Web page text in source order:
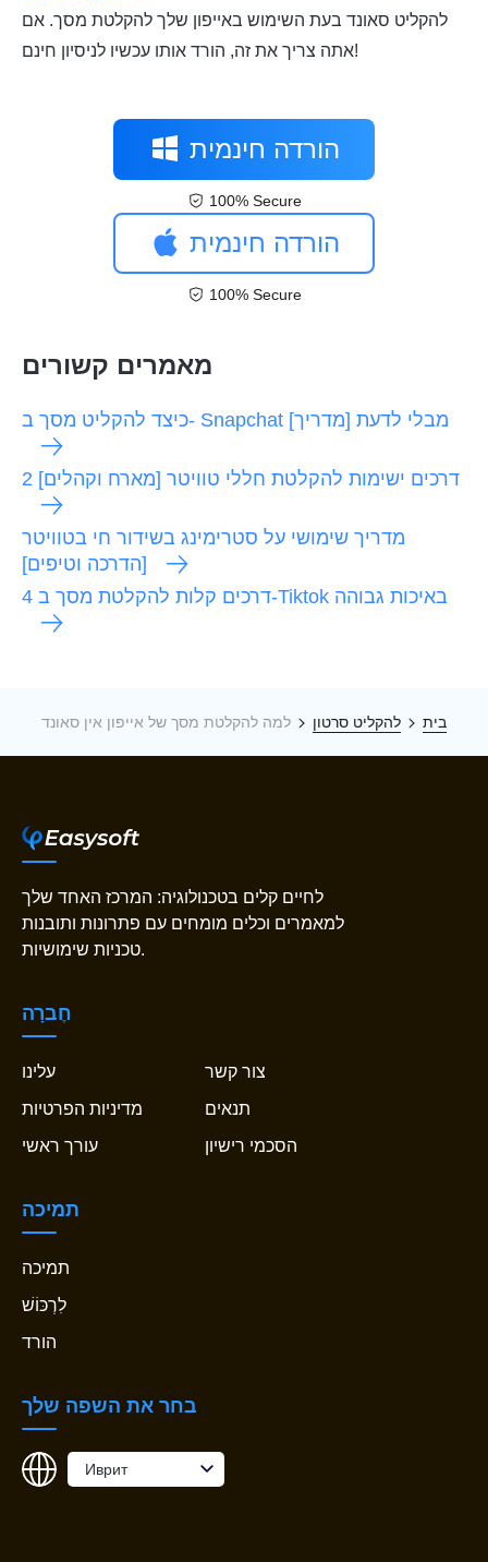
להקליט סאונד בעת השימוש באייפון שלך להקלטת מסך. אם
אתה צריך את זה, הורד אותו עכשיו לניסיון חינם!
הורדה חינמית
100% Secure
הורדה חינמית
100% Secure
מאמרים קשורים
כיצד להקליט מסך ב- Snapchat מבלי לדעת [מדריך]
2 דרכים ישימות להקלטת חללי טוויטר [מארח וקהלים]
מדריך שימושי על סטרימינג בשידור חי בטוויטר
[הדרכה וטיפים]
4 דרכים קלות להקלטת מסך ב-Tiktok באיכות גבוהה
בית להקליט סרטון למה להקלטת מסך של אייפון אין סאונד
לחיים קלים בטכנולוגיה: המרכז האחד שלך
למאמרים וכלים מומחים עם פתרונות ותובנות
טכניות שימושיות.
חֶברָה
עלינו
צור קשר
מדיניות הפרטיות
תנאים
עורך ראשי
הסכמי רישיון
תמיכה
תמיכה
לִרְכּוֹשׁ
הורד
בחר את השפה שלך
Иврит